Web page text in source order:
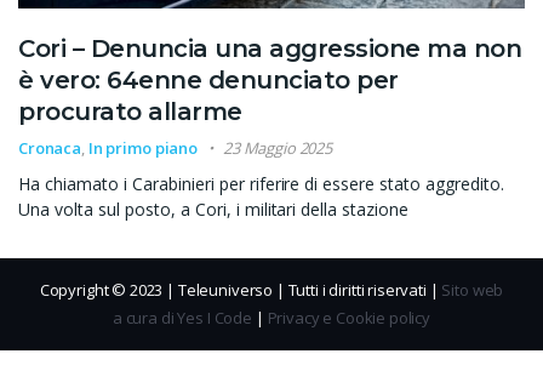
Cori – Denuncia una aggressione ma non
è vero: 64enne denunciato per
procurato allarme
Cronaca, In primo piano 23 Maggio 2025
Ha chiamato i Carabinieri per riferire di essere stato aggredito.
Una volta sul posto, a Cori, i militari della stazione
Copyright © 2023 | Teleuniverso | Tutti i diritti riservati | Sito web
a cura di Yes I Code | Privacy e Cookie policy